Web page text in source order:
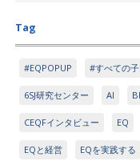
Tag
#EQPOPUP #すべての
6SJ研究センター AI
CEQFインタビュー EQ
EQと経営 EQを実践する